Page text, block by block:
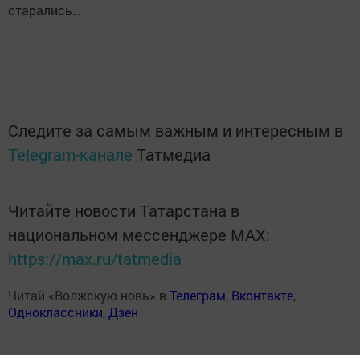
старались…
Следите за самым важным и интересным в
Telegram-канале Татмедиа
Читайте новости Татарстана в
национальном мессенджере MАХ:
https://max.ru/tatmedia
Читай «Волжскую новь» в Телеграм, Вконтакте,
Одноклассники, Дзен